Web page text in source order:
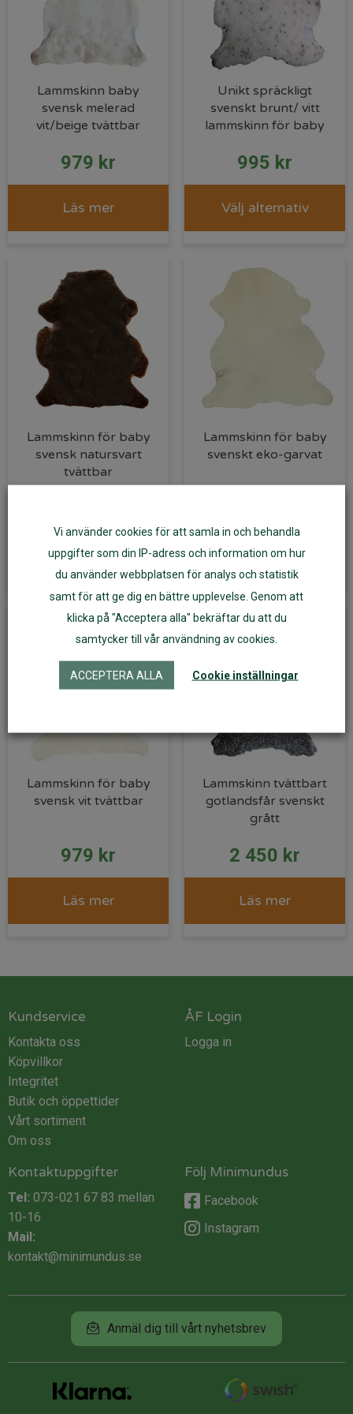
Lammskinn baby
svensk melerad
vit/beige tvättbar
979 kr
Läs mer
Unikt spräckligt
svenskt brunt/ vitt
lammskinn för baby
995 kr
Välj alternativ
Lammskinn för baby
svensk natursvart
tvättbar
Läs mer
Lammskinn för baby
svenskt eko-garvat
Välj alternativ
Lammskinn för baby
svensk vit tvättbar
979 kr
Läs mer
Lammskinn tvättbart
gotlandsfår svenskt
grått
2 450 kr
Läs mer
Kundservice
Kontakta oss
Köpvillkor
Integritet
Butik och öppettider
Vårt sortiment
Om oss
ÅF Login
Logga in
Kontaktuppgifter
Tel: 073-021 67 83 mellan
10-16
Mail:
kontakt@minimundus.se
Följ Minimundus
Facebook
Instagram
Anmäl dig till vårt nyhetsbrev
Vi använder cookies för att samla in och behandla
uppgifter som din IP-adress och information om hur
du använder webbplatsen för analys och statistik
samt för att ge dig en bättre upplevelse. Genom att
klicka på "Acceptera alla" bekräftar du att du
samtycker till vår användning av cookies.
ACCEPTERA ALLA Cookie inställningar